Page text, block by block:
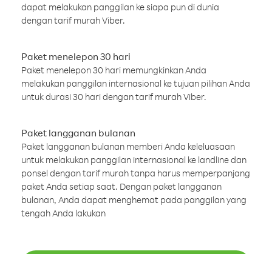
dapat melakukan panggilan ke siapa pun di dunia
dengan tarif murah Viber.
Paket menelepon 30 hari
Paket menelepon 30 hari memungkinkan Anda
melakukan panggilan internasional ke tujuan pilihan Anda
untuk durasi 30 hari dengan tarif murah Viber.
Paket langganan bulanan
Paket langganan bulanan memberi Anda keleluasaan
untuk melakukan panggilan internasional ke landline dan
ponsel dengan tarif murah tanpa harus memperpanjang
paket Anda setiap saat. Dengan paket langganan
bulanan, Anda dapat menghemat pada panggilan yang
tengah Anda lakukan